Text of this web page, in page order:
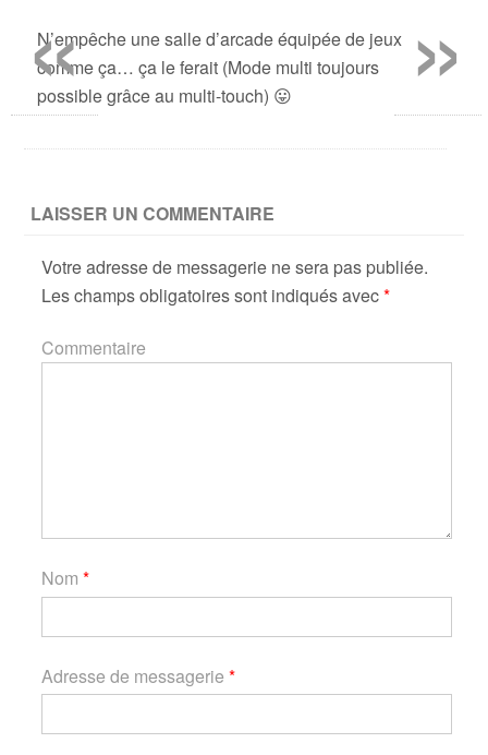
N’empêche une salle d’arcade équipée de jeux
comme ça… ça le ferait (Mode multi toujours
possible grâce au multi-touch) 😛
LAISSER UN COMMENTAIRE
Votre adresse de messagerie ne sera pas publiée.
Les champs obligatoires sont indiqués avec*
Commentaire
Nom *
Adresse de messagerie *
»
«